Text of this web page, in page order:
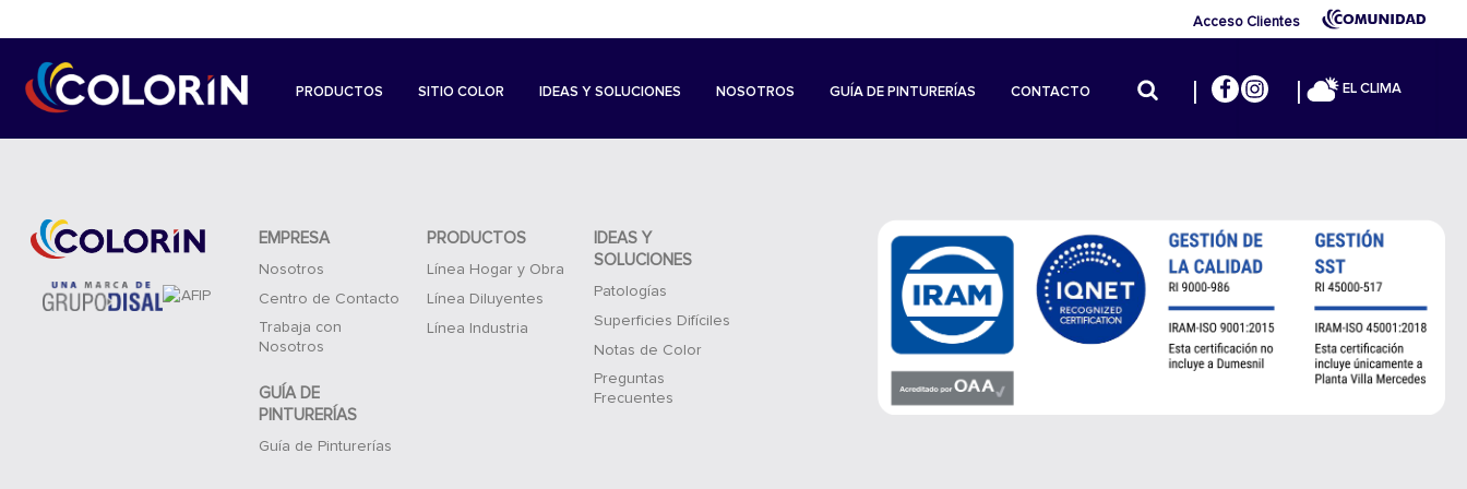
Acceso Clientes
PRODUCTOS SITIO COLOR IDEAS Y SOLUCIONES NOSOTROS GUÍA DE PINTURERÍAS CONTACTO EL CLIMA
EMPRESA
Nosotros
Centro de Contacto
Trabaja con
Nosotros
GUÍA DE
PINTURERÍAS
Guía de Pinturerías
PRODUCTOS
Línea Hogar y Obra
Línea Diluyentes
Línea Industria
IDEAS Y
SOLUCIONES
Patologías
Superficies Difíciles
Notas de Color
Preguntas
Frecuentes